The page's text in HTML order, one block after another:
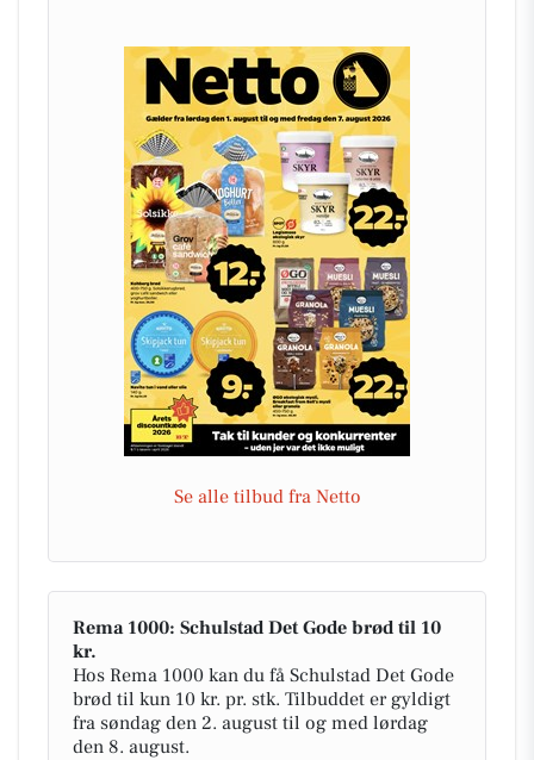
Se alle tilbud fra Netto
Rema 1000: Schulstad Det Gode brød til 10
kr.
Hos Rema 1000 kan du få Schulstad Det Gode
brød til kun 10 kr. pr. stk. Tilbuddet er gyldigt
fra søndag den 2. august til og med lørdag
den 8. august.